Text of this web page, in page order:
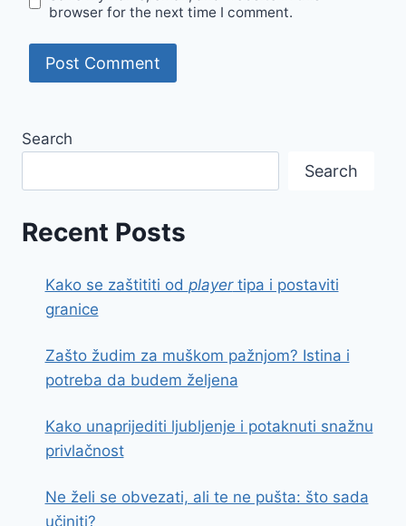
browser for the next time I comment.
Search
Search
Recent Posts
Kako se zaštititi od playertipa i postaviti
granice
Zašto žudim za muškom pažnjom? Istina i
potreba da budem željena
Kako unaprijediti ljubljenje i potaknuti snažnu
privlačnost
Ne želi se obvezati, ali te ne pušta: što sada
učiniti?